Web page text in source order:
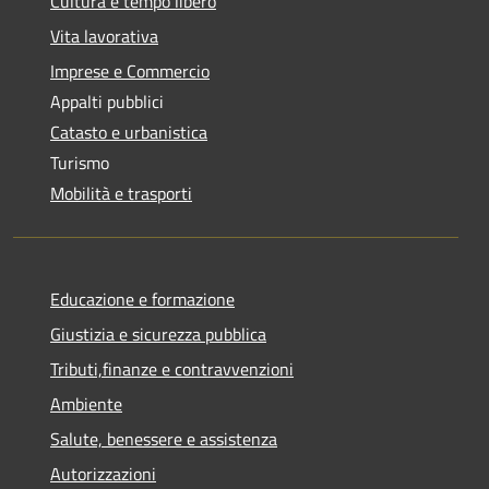
Vita lavorativa
Imprese e Commercio
Appalti pubblici
Catasto e urbanistica
Turismo
Mobilità e trasporti
Educazione e formazione
Giustizia e sicurezza pubblica
Tributi,finanze e contravvenzioni
Ambiente
Salute, benessere e assistenza
Autorizzazioni